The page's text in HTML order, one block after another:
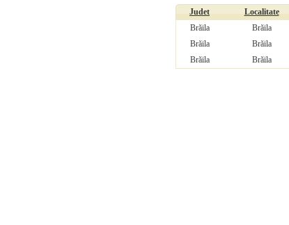
Judet Localitate
Brăila
Brăila
Brăila
Brăila
Brăila
Brăila